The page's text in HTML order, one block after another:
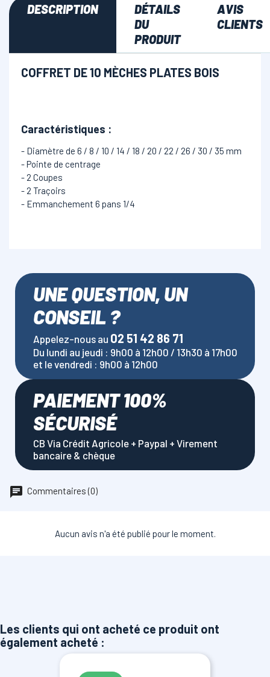
DESCRIPTION
DÉTAILS
DU
PRODUIT
AVIS
CLIENTS
COFFRET DE 10 MÈCHES PLATES BOIS
Caractéristiques :
- Diamètre de 6 / 8 / 10 / 14 / 18 / 20 / 22 / 26 / 30 / 35 mm
- Pointe de centrage
- 2 Coupes
- 2 Traçoirs
- Emmanchement 6 pans 1/4
UNE QUESTION, UN
CONSEIL ?
Appelez-nous au 02 51 42 86 71
Du lundi au jeudi : 9h00 à 12h00 / 13h30 à 17h00
et le vendredi : 9h00 à 12h00
PAIEMENT 100%
SÉCURISÉ
CB Via Crédit Agricole + Paypal + Virement
bancaire & chèque
Commentaires (0)
Aucun avis n'a été publié pour le moment.
Les clients qui ont acheté ce produit ont
également acheté :